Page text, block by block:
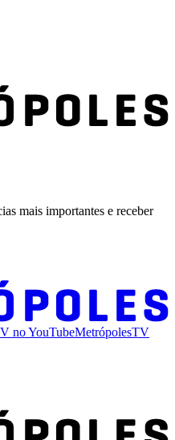
mais importantes e receber
noYouTubeMetrópolesTV